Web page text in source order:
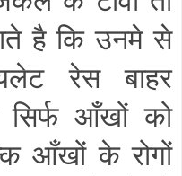
है कि उनमे से
रेस बाहर
सिर्फ आँखों को
आँखों के रोगों